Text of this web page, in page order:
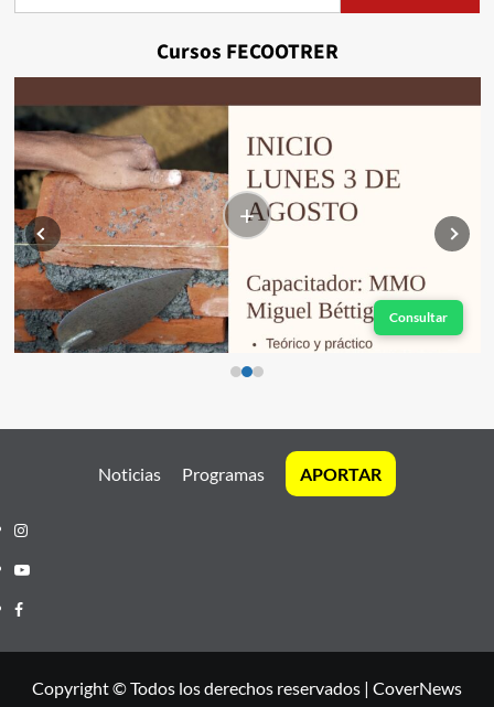
Cursos FECOOTRER
+
Consultar
Noticias Programas APORTAR
Instagram
Youtube
Facebook
Copyright © Todos los derechos reservados | CoverNews